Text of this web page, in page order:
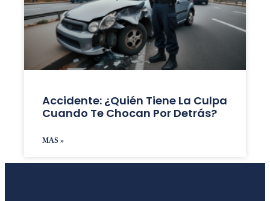
Accidente: ¿Quién Tiene La Culpa
Cuando Te Chocan Por Detrás?
MAS »